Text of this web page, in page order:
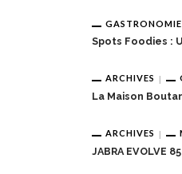
GASTRONOMIE
Spots Foodies :
ARCHIVES
La Maison
ARCHIVES
JABRA EVOLVE